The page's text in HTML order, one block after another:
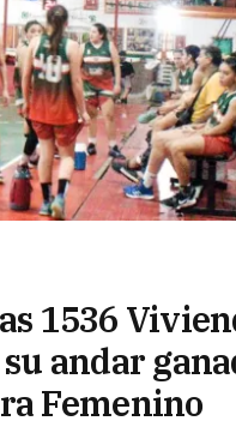
1536
andar
Femenino